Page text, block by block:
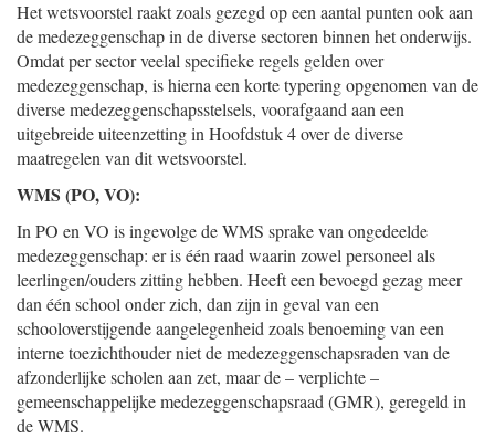
Het wetsvoorstel raakt zoals gezegd op een aantal punten ook aan
de medezeggenschap in de diverse sectoren binnen het onderwijs.
Omdat per sector veelal specifieke regels gelden over
medezeggenschap, is hierna een korte typering opgenomen van de
diverse medezeggenschapsstelsels, voorafgaand aan een
uitgebreide uiteenzetting in Hoofdstuk 4 over de diverse
maatregelen van dit wetsvoorstel.
WMS (PO, VO):
In PO en VO is ingevolge de WMS sprake van ongedeelde
medezeggenschap: er is één raad waarin zowel personeel als
leerlingen/ouders zitting hebben. Heeft een bevoegd gezag meer
dan één school onder zich, dan zijn in geval van een
schooloverstijgende aangelegenheid zoals benoeming van een
interne toezichthouder niet de medezeggenschapsraden van de
afzonderlijke scholen aan zet, maar de – verplichte –
gemeenschappelijke medezeggenschapsraad (GMR), geregeld in
de WMS.